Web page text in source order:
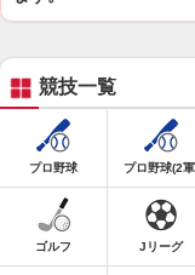
競技一覧
プロ野球 プロ野球(2
ゴルフ Jリーグ